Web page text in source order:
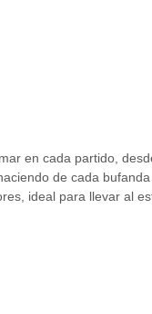
en cada partido,
de cada
ideal para llevar al